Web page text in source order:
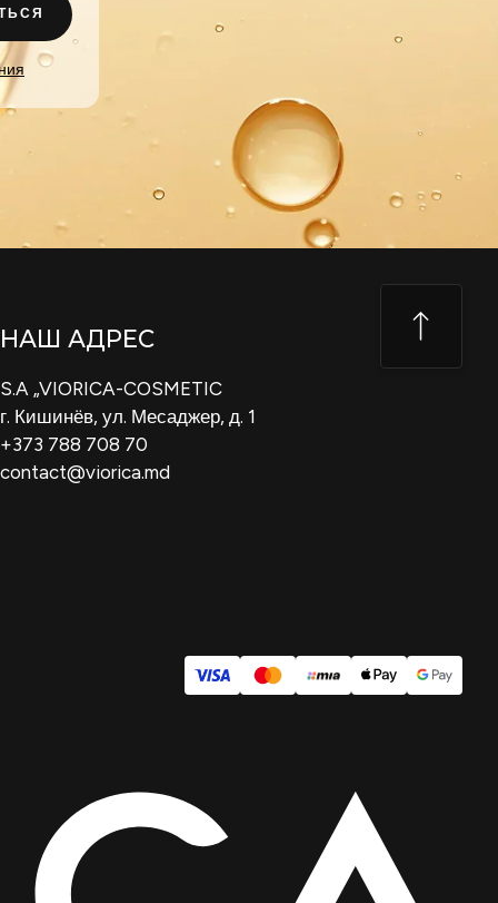
НАШ АДРЕС
S.A „VIORICA-COSMETIC
г. Кишинёв, ул. Месаджер, д. 1
+373 788 708 70
contact@viorica.md